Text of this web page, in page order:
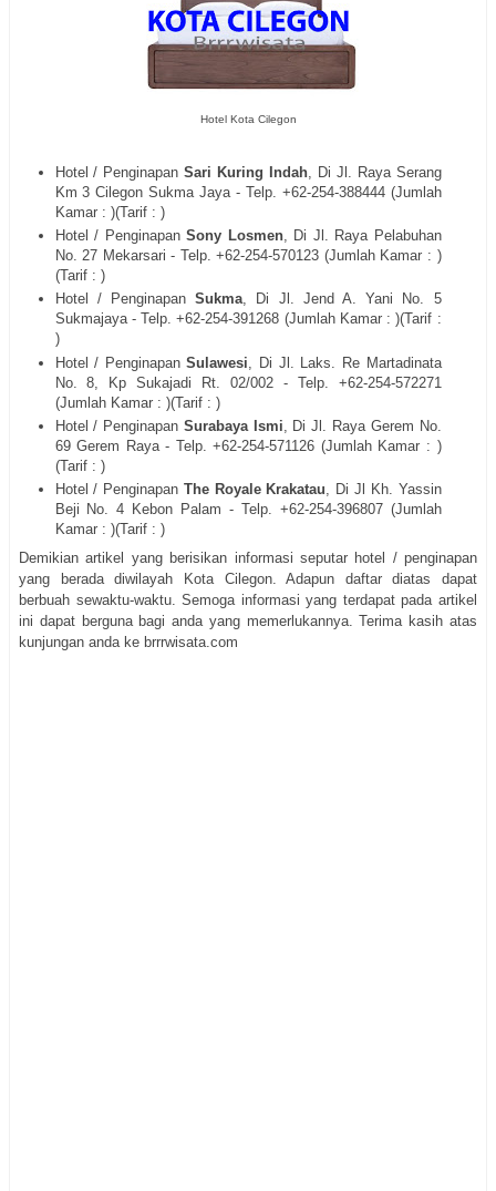
Hotel Kota Cilegon
Hotel / Penginapan Sari Kuring Indah, Di Jl. Raya Serang
Km 3 Cilegon Sukma Jaya - Telp. +62-254-388444(Jumlah
Kamar : )(Tarif : )
Hotel / PenginapanSony Losmen, Di Jl. Raya Pelabuhan
No. 27 Mekarsari - Telp. +62-254-570123 (Jumlah Kamar : )
(Tarif : )
Hotel / PenginapanSukma, Di Jl. Jend A. Yani No. 5
Sukmajaya- Telp. +62-254-391268 (Jumlah Kamar : )(Tarif :
)
Hotel / PenginapanSulawesi , Di Jl. Laks. Re Martadinata
No. 8, Kp Sukajadi Rt. 02/002- Telp. +62-254-572271
(Jumlah Kamar : )(Tarif : )
Hotel / Penginapan Surabaya Ismi , DiJl. Raya Gerem No.
69 Gerem Raya- Telp. +62-254-571126 (Jumlah Kamar : )
(Tarif : )
Hotel / Penginapan The Royale Krakatau, Di Jl Kh. Yassin
Beji No. 4 Kebon Palam - Telp. +62-254-396807(Jumlah
Kamar : )(Tarif : )
Demikian artikel yang berisikan informasi seputar hotel / penginapan
yang berada diwilayah Kota Cilegon. Adapun daftar diatas dapat
berbuah sewaktu-waktu. Semoga informasi yang terdapat pada artikel
ini dapat berguna bagi anda yang memerlukannya. Terima kasih atas
kunjungan anda ke brrrwisata.com